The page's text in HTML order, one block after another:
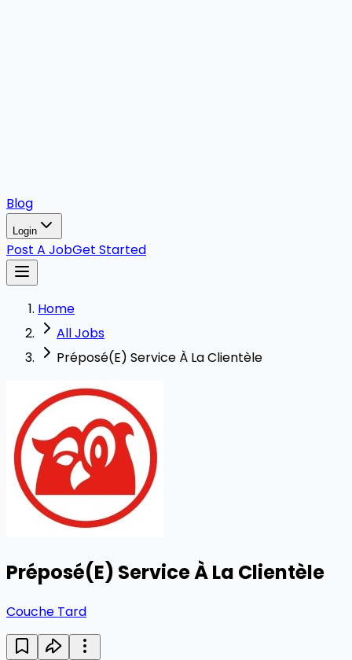
Blog
Login
Post A JobGet Started
Home
All Jobs
Préposé(E) Service À La Clientèle
Préposé(E) Service À La Clientèle
Couche Tard